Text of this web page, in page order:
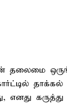
தலைமை
தாக்கல்
எனது